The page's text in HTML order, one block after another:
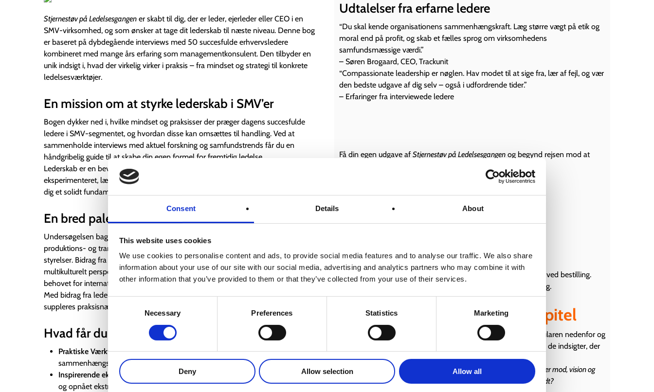
Consent Details About
This website uses cookies
We use cookies to personalise content and ads, to provide social media features and to analyse our traffic. We also share
information about your use of our site with our social media, advertising and analytics partners who may combine it with
other information that you’ve provided to them or that they’ve collected from your use of their services.
Necessary Preferences Statistics Marketing
Deny Allow selection Allow all
Stjernestøv på Ledelsesgangen er skabt til dig, der er leder, ejerleder eller CEO i en
SMV-virksomhed, og som ønsker at tage dit lederskab til næste niveau. Denne bog
er baseret på dybdegående interviews med 50 succesfulde erhvervsledere
kombineret med mange års erfaring som managementkonsulent. Den tilbyder en
unik indsigt i, hvad der virkelig virker i praksis – fra mindset og strategi til konkrete
ledelsesværktøjer.
En mission om at styrke lederskab i SMV’er
Bogen dykker ned i, hvilke mindset og praksisser der præger dagens succesfulde
ledere i SMV-segmentet, og hvordan disse kan omsættes til handling. Ved at
sammenholde interviews med aktuel forskning og samfundstrends får du en
håndgribelig guide til at skabe din egen formel for fremtidig ledelse.
Lederskab er en bevidst proces, og bogen viser, hvordan erfarne ledere har
eksperimenteret, lært af fejl og skabt resultater. Disse erfaringer er samlet for at give
dig et solidt fundament af inspiration, praksiseksempler og strategiske indsigter.
En bred palet af perspektiver og erfaringer’
Undersøgelsen bag bogen favner et væld af brancher og virksomhedstyper – fra
produktions- og transportsektoren til IT, konsulentvirksomheder og offentlige
styrelser. Bidrag fra både danske og internationale virksomheder sikrer et globalt og
multikulturelt perspektiv, som er afgørende i en tid, hvor manglen på arbejdskraft og
behovet for internationalt samarbejde er stigende.
Med bidrag fra ledelsesforsker Rikke Nielsen og fremtidsforsker Anne Skare Nielsen
suppleres praksisnære erfaringer med forskningsbaseret indsigt.
Hvad får du ud af s tjernestøv på ledelsesgangen
Praktiske Værktøjer:Skab en stærk ledelseskultur, hvor etik, innovation og
sammenhængskraft går hånd i hånd.
Inspirerende eksempler:
Lær af erfarne ledere, der har overvundet udfordringer
og opnået ekstraordinære resultater.
Udtalelser fra erfarne ledere
“Du skal kende organisationens sammenhængskraft. Læg større vægt på etik og
moral end på profit, og skab et fælles sprog om virksomhedens
samfundsmæssige værdi.”
– Søren Brogaard, CEO, Trackunit
“Compassionate leadership er nøglen. Hav modet til at sige fra, lær af fejl, og vær
den bedste udgave af dig selv – også i udfordrende tider.”
– Erfaringer fra interviewede ledere
Få din egen udgave af Stjernestøv på Ledelsesgangen og begynd rejsen mod at
Pris: 299,-
MobilePaynummer: 28102825
Husk at angive dit fulde navn, modtager adresse og e-mail ved bestilling.
Levering sker inden for 2-3 hverdage med Bring.
Modtag et gratis prøvekapitel
Vil du opleve bogens værdi, før du køber? Tilmeld dig via formularen nedenfor og
få adgang til et gratis prøvekapitel, der giver dig et smugkig på de indsigter, der
venter.
Fremtidens ledelse kræver mere end blot planlægning – det kræver mod, vision og
værktøjer, der virker. Er du klar til at tage næste skridt?